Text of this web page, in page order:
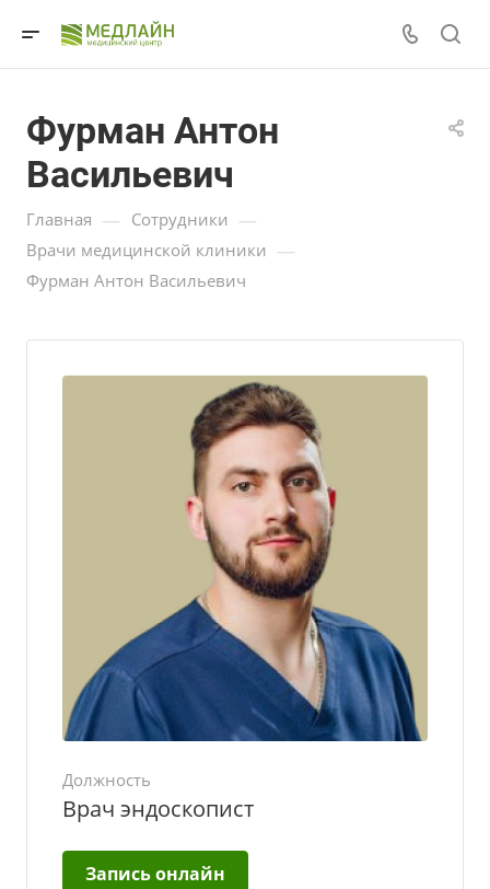
Фурман Антон
Васильевич
Главная — Сотрудники —
Врачи медицинской клиники —
Фурман Антон Васильевич
Должность
Врач эндоскопист
Запись онлайн